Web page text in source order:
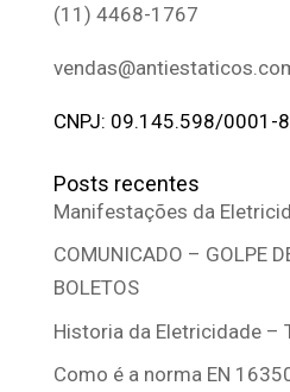
(11) 4468-1767
CNPJ: 09.145.598/0001-
Posts recentes
Manifestações da
COMUNICADO – GOLPE
BOLETOS
Historia da Eletricidade –
Como é a norma EN